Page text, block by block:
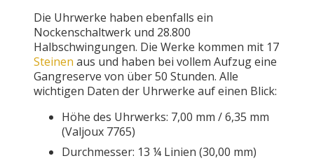
Die Uhrwerke haben ebenfalls ein
Nockenschaltwerk und 28.800
Halbschwingungen. Die Werke kommen mit 17
Steinen aus und haben bei vollem Aufzug eine
Gangreserve von über 50 Stunden. Alle
wichtigen Daten der Uhrwerke auf einen Blick:
Höhe des Uhrwerks: 7,00 mm / 6,35 mm
(Valjoux 7765)
Durchmesser: 13 ¼ Linien (30,00 mm)